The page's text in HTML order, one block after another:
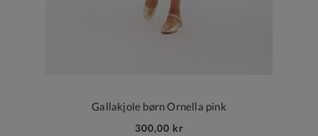
Gallakjole børn Ornella pink
300,00 kr